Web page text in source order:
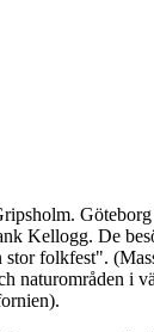
Kellogg. De
stor folkfest".
naturområden i